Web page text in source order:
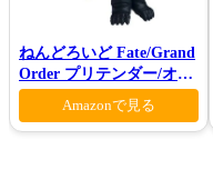
ねんどろいど Fate/Grand
Order プリテンダー/オベ
ロン ヴォーティガーン
Amazonで見る